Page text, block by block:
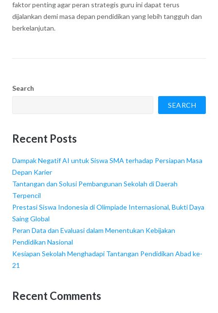
faktor penting agar peran strategis guru ini dapat terus
dijalankan demi masa depan pendidikan yang lebih tangguh dan
berkelanjutan.
Search
SEARCH
Recent Posts
Dampak Negatif AI untuk Siswa SMA terhadap Persiapan Masa
Depan Karier
Tantangan dan Solusi Pembangunan Sekolah di Daerah
Terpencil
Prestasi Siswa Indonesia di Olimpiade Internasional, Bukti Daya
Saing Global
Peran Data dan Evaluasi dalam Menentukan Kebijakan
Pendidikan Nasional
Kesiapan Sekolah Menghadapi Tantangan Pendidikan Abad ke-
21
Recent Comments